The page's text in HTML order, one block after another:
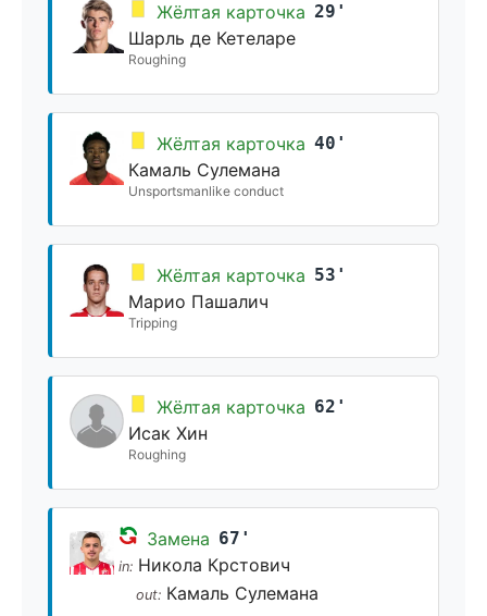
Жёлтая карточка 29'
Шарль де Кетеларе
Roughing
Жёлтая карточка 40'
Камаль Сулемана
Unsportsmanlike conduct
Жёлтая карточка 53'
Марио Пашалич
Tripping
Жёлтая карточка 62'
Исак Хин
Roughing
Замена 67'
in: Никола Крстович
out: Камаль Сулемана